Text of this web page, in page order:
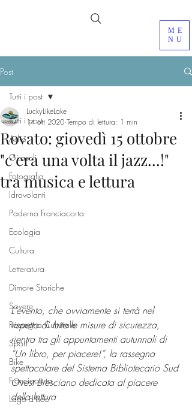
ME
NU
Post
Tutti i post
Adro
Girasoli
Fotografia
Idrovolanti
Paderno Franciacorta
Ecologia
Cultura
Letteratura
Dimore Storiche
Sovere
Rassegna Culturale
Sport
Bike
Franciacorta
Lago d'Iseo
Tutti i post
Rovato: giovedì 15 ottobre
"c'era una volta il jazz...!"
tra musica e lettura
LuckyLikeLake
14 ott 2020 Tempo di lettura: 1 min
L'evento, che ovviamente si terrà nel
rispetto di tutte le misure di sicurezza,
rientra tra gli appuntamenti autunnali di
“Un libro, per piacere!”, la rassegna
spettacolare del Sistema Bibliotecario Sud
Ovest Bresciano dedicata al piacere
della lettura